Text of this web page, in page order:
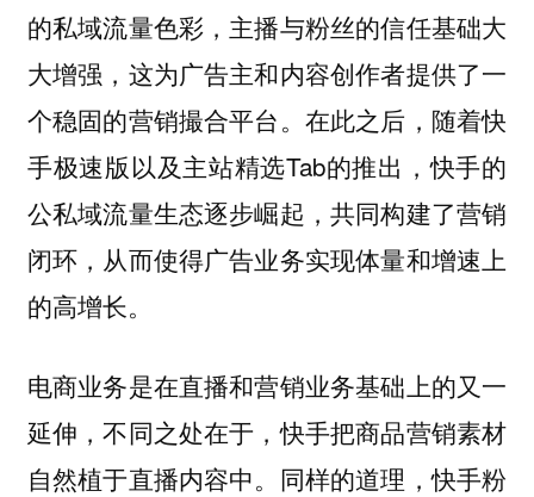
的私域流量色彩，主播与粉丝的信任基础大
大增强，这为广告主和内容创作者提供了一
个稳固的营销撮合平台。在此之后，随着快
手极速版以及主站精选Tab的推出，快手的
公私域流量生态逐步崛起，共同构建了营销
闭环，从而使得广告业务实现体量和增速上
的高增长。
电商业务是在直播和营销业务基础上的又一
延伸，不同之处在于，快手把商品营销素材
自然植于直播内容中。同样的道理，快手粉